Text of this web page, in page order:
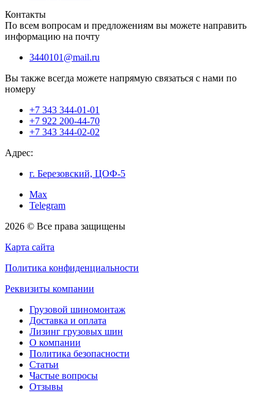
Контакты
По всем вопросам и предложениям вы можете направить
информацию на почту
3440101@mail.ru
Вы также всегда можете напрямую связаться с нами по
номеру
+7 343 344-01-01
+7 922 200-44-70
+7 343 344-02-02
Адрес:
г. Березовский, ЦОФ-5
Max
Telegram
2026 © Все права защищены
Карта сайта
Политика конфиденциальности
Реквизиты компании
Грузовой шиномонтаж
Доставка и оплата
Лизинг грузовых шин
О компании
Политика безопасности
Статьи
Частые вопросы
Отзывы